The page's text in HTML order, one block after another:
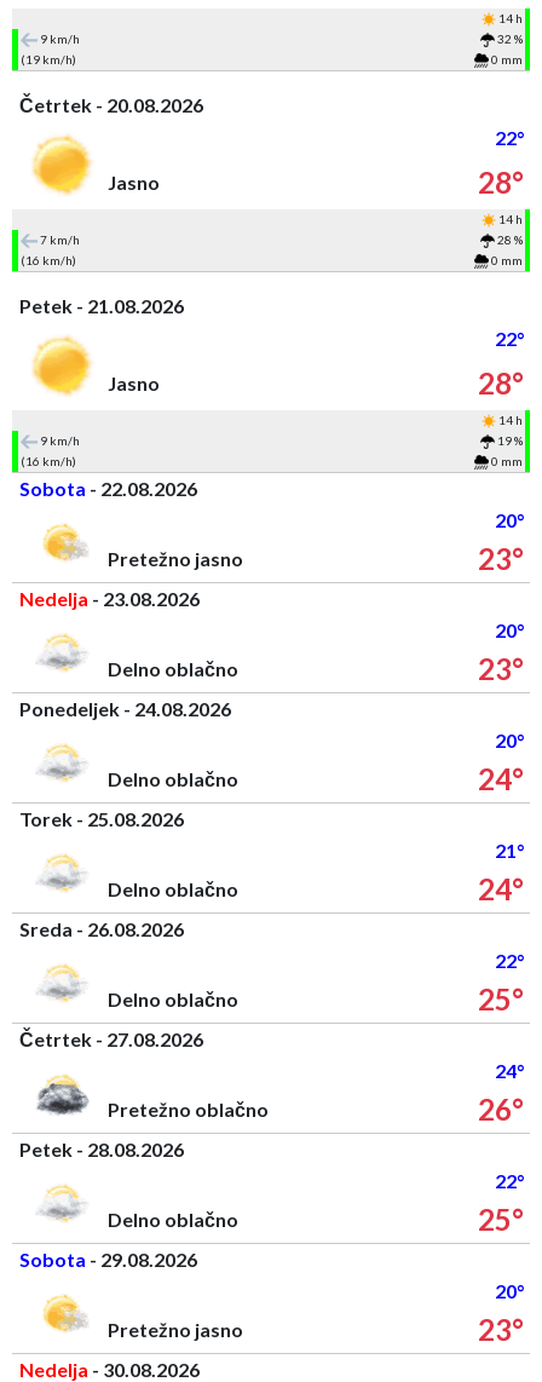
14 h
9 km/h
32 %
(19 km/h)
0 mm
Četrtek - 20.08.2026
22°
Jasno
28°
14 h
7 km/h
28 %
(16 km/h)
0 mm
Petek - 21.08.2026
22°
Jasno
28°
14 h
9 km/h
19 %
(16 km/h)
0 mm
Sobota - 22.08.2026
20°
Pretežno jasno
23°
Nedelja - 23.08.2026
20°
Delno oblačno
23°
Ponedeljek - 24.08.2026
20°
Delno oblačno
24°
Torek - 25.08.2026
21°
Delno oblačno
24°
Sreda - 26.08.2026
22°
Delno oblačno
25°
Četrtek - 27.08.2026
24°
Pretežno oblačno
26°
Petek - 28.08.2026
22°
Delno oblačno
25°
Sobota - 29.08.2026
20°
Pretežno jasno
23°
Nedelja - 30.08.2026